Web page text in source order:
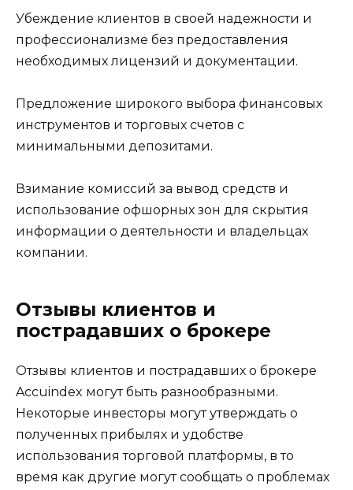
Убеждение клиентов в своей надежности и
профессионализме без предоставления
необходимых лицензий и документации.
Предложение широкого выбора финансовых
инструментов и торговых счетов с
минимальными депозитами.
Взимание комиссий за вывод средств и
использование офшорных зон для скрытия
информации о деятельности и владельцах
компании.
Отзывы клиентов и
пострадавших о брокере
Отзывы клиентов и пострадавших о брокере
Accuindex могут быть разнообразными.
Некоторые инвесторы могут утверждать о
полученных прибылях и удобстве
использования торговой платформы, в то
время как другие могут сообщать о проблемах